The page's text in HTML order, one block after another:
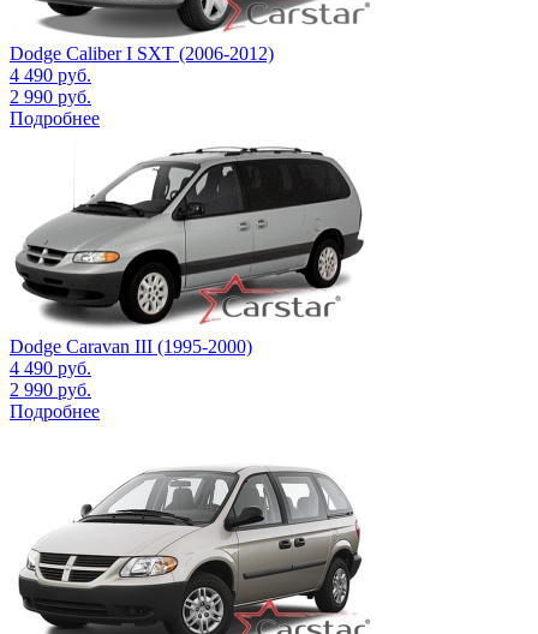
Dodge Caliber I SXT (2006-2012)
4 490 руб.
2 990 руб.
Подробнее
Dodge Caravan III (1995-2000)
4 490 руб.
2 990 руб.
Подробнее